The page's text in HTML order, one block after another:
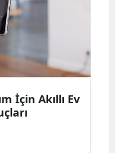
İçin Akıllı Ev